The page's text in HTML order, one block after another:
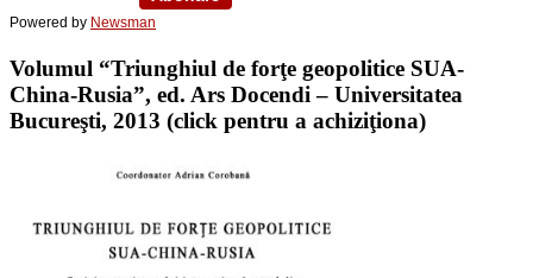
Powered by Newsman
Volumul “Triunghiul de forţe geopolitice SUA-
China-Rusia”, ed. Ars Docendi – Universitatea
Bucureşti, 2013 (click pentru a achiziţiona)